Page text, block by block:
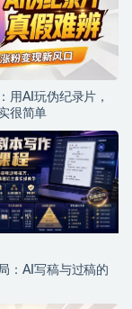
用AI玩伪纪录片，
很简单
：AI写稿与过稿的